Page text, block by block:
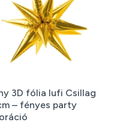
3D fólia lufi Csillag
– fényes party